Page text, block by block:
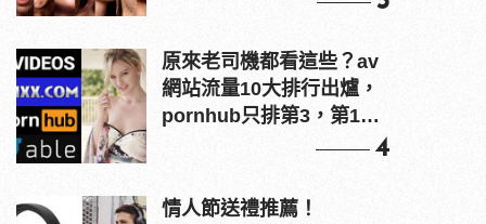
原來老司機都看這些？av
網站流量10大排行出爐，
pornhub只排第3，第1名
4
情人節送禮推薦！